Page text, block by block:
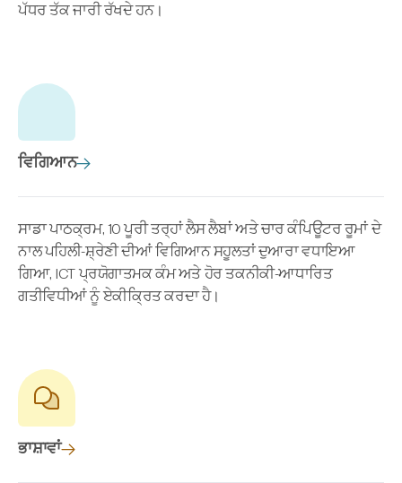
ਪੱਧਰ ਤੱਕ ਜਾਰੀ ਰੱਖਦੇ ਹਨ।
ਵਿਗਿਆਨ
ਸਾਡਾ ਪਾਠਕ੍ਰਮ, 10 ਪੂਰੀ ਤਰ੍ਹਾਂ ਲੈਸ ਲੈਬਾਂ ਅਤੇ ਚਾਰ ਕੰਪਿਊਟਰ ਰੂਮਾਂ ਦੇ
ਨਾਲ ਪਹਿਲੀ-ਸ਼੍ਰੇਣੀ ਦੀਆਂ ਵਿਗਿਆਨ ਸਹੂਲਤਾਂ ਦੁਆਰਾ ਵਧਾਇਆ
ਗਿਆ, ICT ਪ੍ਰਯੋਗਾਤਮਕ ਕੰਮ ਅਤੇ ਹੋਰ ਤਕਨੀਕੀ-ਆਧਾਰਿਤ
ਗਤੀਵਿਧੀਆਂ ਨੂੰ ਏਕੀਕ੍ਰਿਤ ਕਰਦਾ ਹੈ।
ਭਾਸ਼ਾਵਾਂ